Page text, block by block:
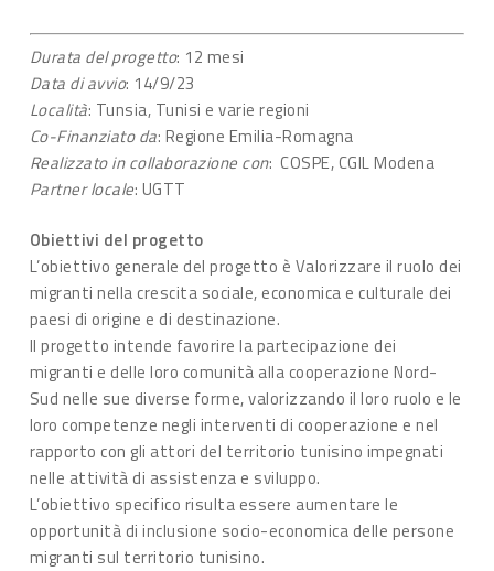
Durata del progetto: 12 mesi
Data di avvio: 14/9/23
Località: Tunsia, Tunisi e varie regioni
Co-Finanziato da: Regione Emilia-Romagna
Realizzato in collaborazione con: COSPE, CGIL Modena
Partner locale: UGTT
Obiettivi del progetto
L’obiettivo generale del progetto è Valorizzare il ruolo dei
migranti nella crescita sociale, economica e culturale dei
paesi di origine e di destinazione.
Il progetto intende favorire la partecipazione dei
migranti e delle loro comunità alla cooperazione Nord-
Sud nelle sue diverse forme, valorizzando il loro ruolo e le
loro competenze negli interventi di cooperazione e nel
rapporto con gli attori del territorio tunisino impegnati
nelle attività di assistenza e sviluppo.
L’obiettivo specifico risulta essere aumentare le
opportunità di inclusione socio-economica delle persone
migranti sul territorio tunisino.